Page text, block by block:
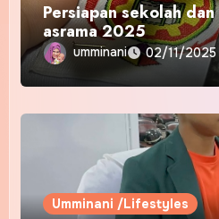
Persiapan sekolah
asrama 2025
umminani 02/11/2025
Umminani /Lifestyles